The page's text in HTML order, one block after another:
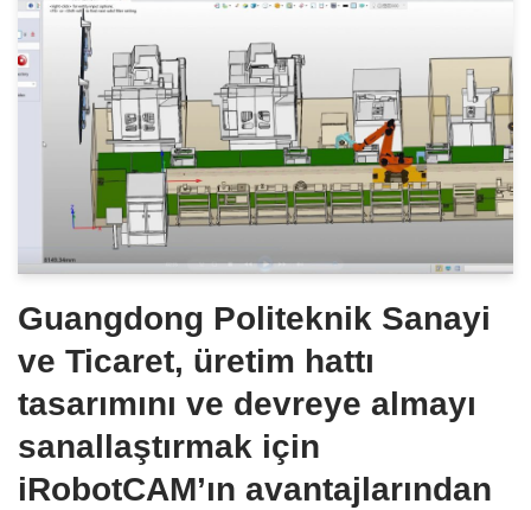
Guangdong Politeknik Sanayi
ve Ticaret, üretim hattı
tasarımını ve devreye almayı
sanallaştırmak için
iRobotCAM’ın avantajlarından